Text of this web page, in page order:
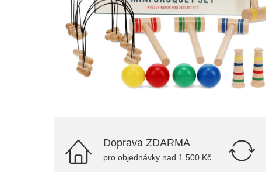
Doprava ZDARMA
pro objednávky nad 1.500 Kč